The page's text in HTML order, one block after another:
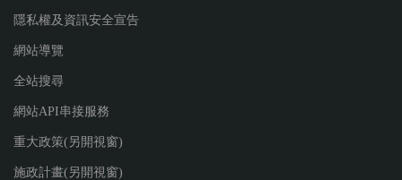
隱私權及資訊安全宣告
網站導覽
全站搜尋
網站API串接服務
重大政策(另開視窗)
施政計畫(另開視窗)